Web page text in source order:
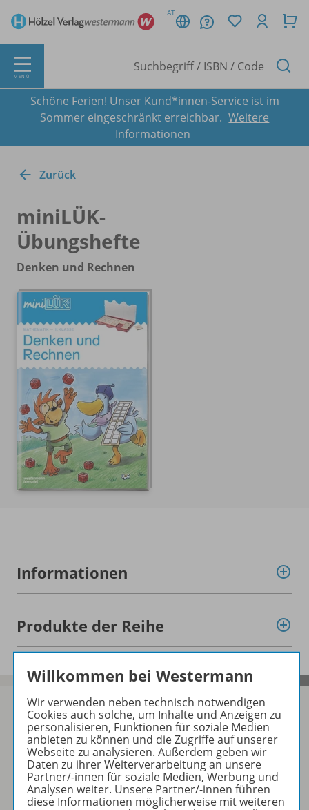
AT
MENÜ
Schöne Ferien! Unser Kund*innen-Service ist im
Sommer eingeschränkt erreichbar. Weitere
Informationen
Zurück
miniLÜK-
Übungshefte
Denken und Rechnen
Informationen
Produkte der Reihe
Sofort profitieren
Zum Newsletter anmelden
Willkommen bei Westermann
Wir verwenden neben technisch notwendigen
Cookies auch solche, um Inhalte und Anzeigen zu
personalisieren, Funktionen für soziale Medien
anbieten zu können und die Zugriffe auf unserer
Webseite zu analysieren. Außerdem geben wir
Daten zu ihrer Weiterverarbeitung an unsere
Partner/-innen für soziale Medien, Werbung und
Analysen weiter. Unsere Partner/-innen führen
diese Informationen möglicherweise mit weiteren